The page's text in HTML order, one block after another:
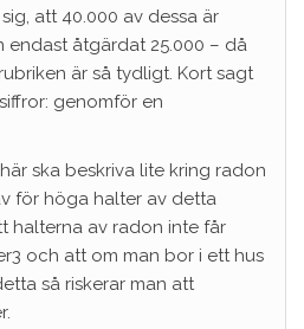
att 40.000 av dessa är
åtgärdat 25.000 – då
är så tydligt. Kort sagt
genomför en
ska beskriva lite kring radon
för höga halter av detta
halterna av radon inte får
och att om man bor i ett hus
så riskerar man att